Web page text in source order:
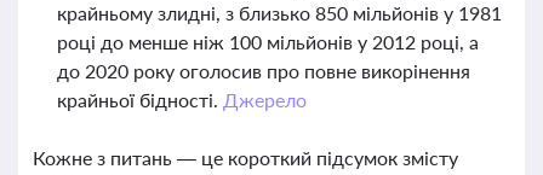
крайньому злидні, з близько 850 мільйонів у 1981
році до менше ніж 100 мільйонів у 2012 році, а
до 2020 року оголосив про повне викорінення
крайньої бідності. Джерело
Кожне з питань — це короткий підсумок змісту